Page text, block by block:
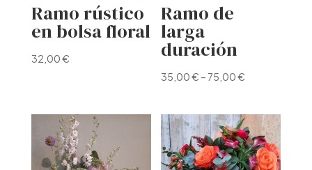
Ramo rústico
en bolsa floral
32,00€
Ramo de
larga
duración
35,00€ – 75,00€